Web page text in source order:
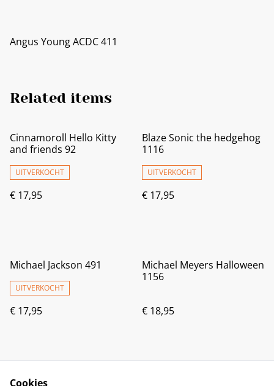
Angus Young ACDC 411
Related items
Cinnamoroll Hello Kitty
and friends 92
UITVERKOCHT
€ 17,95
Blaze Sonic the hedgehog
1116
UITVERKOCHT
€ 17,95
Michael Jackson 491
UITVERKOCHT
€ 17,95
Michael Meyers Halloween
1156
€ 18,95
Cookies